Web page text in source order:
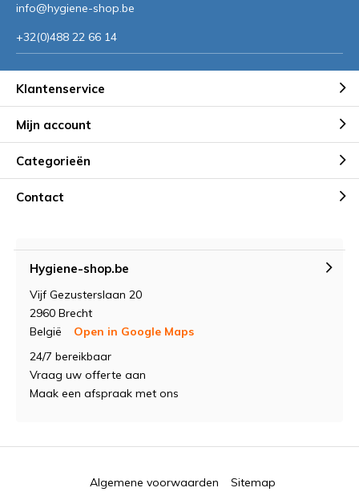
info@hygiene-shop.be
+32(0)488 22 66 14
Klantenservice
Mijn account
Categorieën
Contact
Hygiene-shop.be
Vijf Gezusterslaan 20
2960 Brecht
België
Open in Google Maps
24/7 bereikbaar
Vraag uw offerte aan
Maak een afspraak met ons
Algemene voorwaarden Sitemap